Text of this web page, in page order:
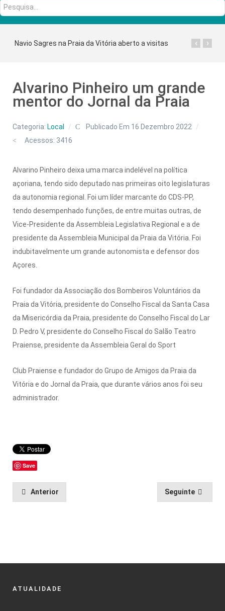
Pesquisa...
Navio Sagres na Praia da Vitória aberto a visitas ›
‹
Alvarino Pinheiro um grande
mentor do Jornal da Praia
Categoria: Local
Publicado Em 16 Dezembro 2022
Acessos: 3416
Alvarino Pinheiro deixa uma marca indelével na política
açoriana, tendo sido deputado nas primeiras oito legislaturas
da autonomia regional. Foi um líder marcante do CDS-PP,
tendo desempenhado funções, de entre muitas outras, de
Vice-Presidente da Assembleia Legislativa Regional e a de
presidente da Assembleia Municipal da Praia da Vitória. Foi
indubitavelmente um grande autonomista e defensor dos
Açores.
Foi fundador da Associação dos Bombeiros Voluntários da
Praia da Vitória, presidente do Conselho Fiscal da Santa Casa
da Misericórdia da Praia, presidente do Conselho Fiscal do Lar
D. Pedro V, presidente do Conselho Fiscal do Salão Teatro
Praiense, presidente da Assembleia Geral do Sport
Club Praiense e fundador do Grupo de Amigos da Praia da
Vitória e do Jornal da Praia, que durante vários anos foi seu
administrador.
Save
Anterior Seguinte
ATUALIDADE